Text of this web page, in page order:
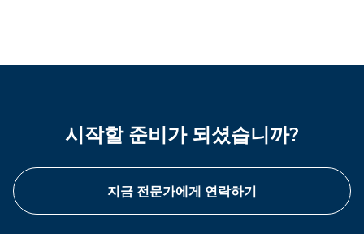
시작할 준비가 되셨습니까?
지금 전문가에게 연락하기